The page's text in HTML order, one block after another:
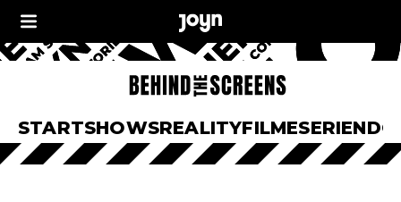
STARTSHOWSREALITYFILMESERIEN